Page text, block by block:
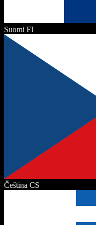
Suomi FI
Čeština CS